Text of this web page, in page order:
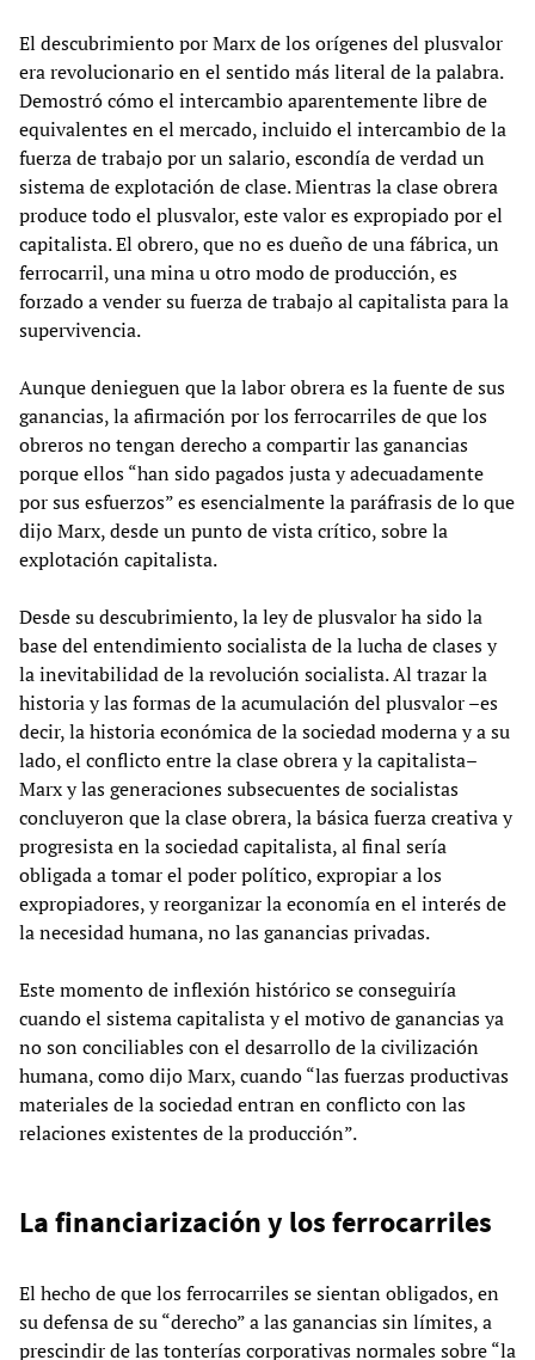
El descubrimiento por Marx de los orígenes del plusvalor
era revolucionario en el sentido más literal de la palabra.
Demostró cómo el intercambio aparentemente libre de
equivalentes en el mercado, incluido el intercambio de la
fuerza de trabajo por un salario, escondía de verdad un
sistema de explotación de clase. Mientras la clase obrera
produce todo el plusvalor, este valor es expropiado por el
capitalista. El obrero, que no es dueño de una fábrica, un
ferrocarril, una mina u otro modo de producción, es
forzado a vender su fuerza de trabajo al capitalista para la
supervivencia.
Aunque denieguen que la labor obrera es la fuente de sus
ganancias, la afirmación por los ferrocarriles de que los
obreros no tengan derecho a compartir las ganancias
porque ellos “han sido pagados justa y adecuadamente
por sus esfuerzos” es esencialmente la paráfrasis de lo que
dijo Marx, desde un punto de vista crítico, sobre la
explotación capitalista.
Desde su descubrimiento, la ley de plusvalor ha sido la
base del entendimiento socialista de la lucha de clases y
la inevitabilidad de la revolución socialista. Al trazar la
historia y las formas de la acumulación del plusvalor –es
decir, la historia económica de la sociedad moderna y a su
lado, el conflicto entre la clase obrera y la capitalista–
Marx y las generaciones subsecuentes de socialistas
concluyeron que la clase obrera, la básica fuerza creativa y
progresista en la sociedad capitalista, al final sería
obligada a tomar el poder político, expropiar a los
expropiadores, y reorganizar la economía en el interés de
la necesidad humana, no las ganancias privadas.
Este momento de inflexión histórico se conseguiría
cuando el sistema capitalista y el motivo de ganancias ya
no son conciliables con el desarrollo de la civilización
humana, como dijo Marx, cuando “las fuerzas productivas
materiales de la sociedad entran en conflicto con las
relaciones existentes de la producción”.
Lafinanciarizacióny los ferrocarriles
El hecho de que los ferrocarriles se sientan obligados, en
su defensa de su “derecho” a las ganancias sin límites, a
prescindir de las tonterías corporativas normales sobre “la